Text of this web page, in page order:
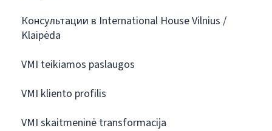
Консультации в International House Vilnius /
Klaipėda
VMI teikiamos paslaugos
VMI kliento profilis
VMI skaitmeninė transformacija